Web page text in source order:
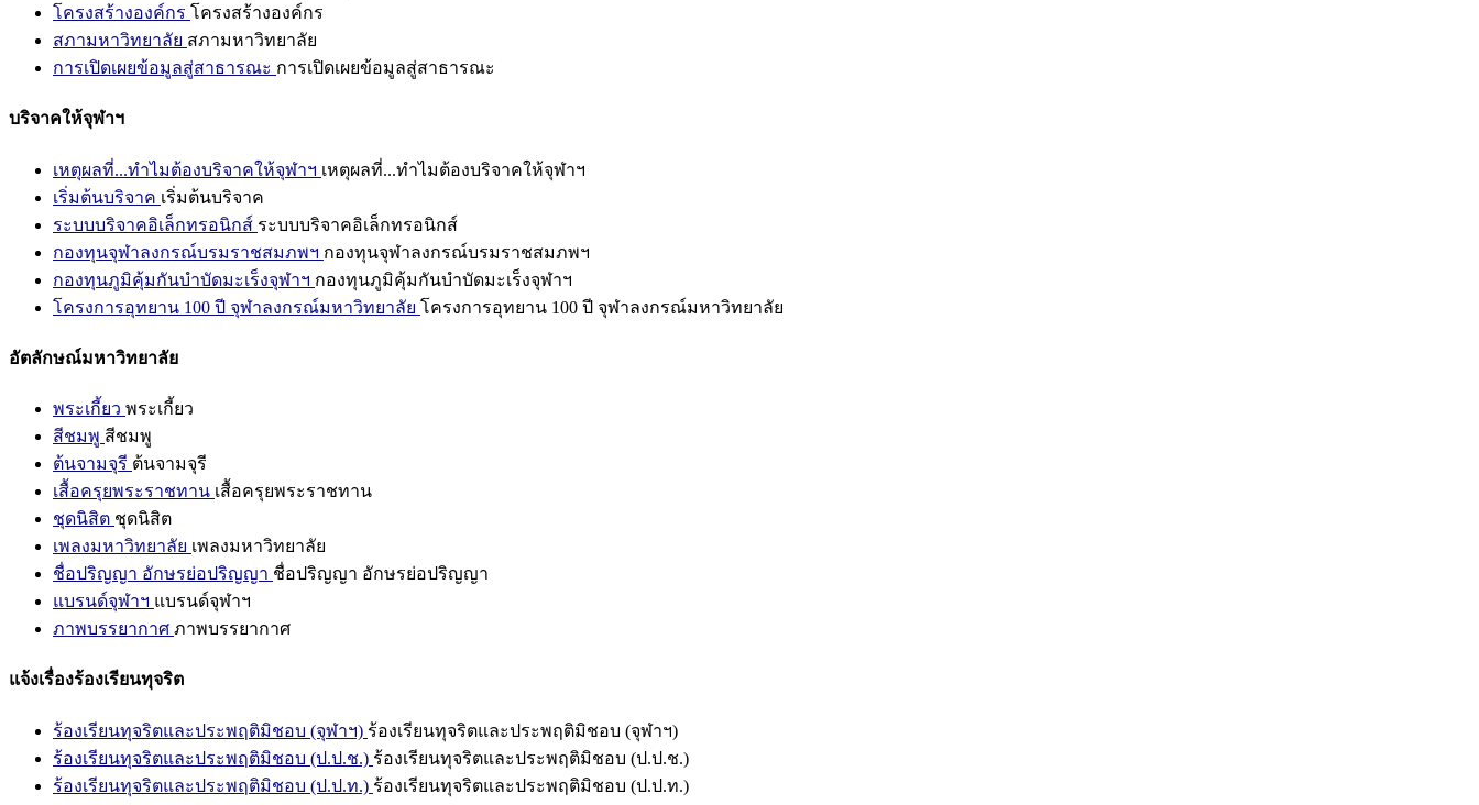
โครงสร้างองค์กร โครงสร้างองค์กร
สภามหาวิทยาลัย สภามหาวิทยาลัย
การเปิดเผยข้อมูลสู่สาธารณะ การเปิดเผยข้อมูลสู่สาธารณะ
บริจาคให้จุฬาฯ
เหตุผลที่...ทำไมต้องบริจาคให้จุฬาฯ เหตุผลที่...ทำไมต้องบริจาคให้จุฬาฯ
เริ่มต้นบริจาค เริ่มต้นบริจาค
ระบบบริจาคอิเล็กทรอนิกส์ ระบบบริจาคอิเล็กทรอนิกส์
กองทุนจุฬาลงกรณ์บรมราชสมภพฯ กองทุนจุฬาลงกรณ์บรมราชสมภพฯ
กองทุนภูมิคุ้มกันบำบัดมะเร็งจุฬาฯ กองทุนภูมิคุ้มกันบำบัดมะเร็งจุฬาฯ
โครงการอุทยาน 100 ปี จุฬาลงกรณ์มหาวิทยาลัย โครงการอุทยาน 100 ปี จุฬาลงกรณ์มหาวิทยาลัย
อัตลักษณ์มหาวิทยาลัย
พระเกี้ยว พระเกี้ยว
สีชมพู สีชมพู
ต้นจามจุรี ต้นจามจุรี
เสื้อครุยพระราชทาน เสื้อครุยพระราชทาน
ชุดนิสิต ชุดนิสิต
เพลงมหาวิทยาลัย เพลงมหาวิทยาลัย
ชื่อปริญญา อักษรย่อปริญญา ชื่อปริญญา อักษรย่อปริญญา
แบรนด์จุฬาฯ แบรนด์จุฬาฯ
ภาพบรรยากาศ ภาพบรรยากาศ
แจ้งเรื่องร้องเรียนทุจริต
ร้องเรียนทุจริตและประพฤติมิชอบ (จุฬาฯ) ร้องเรียนทุจริตและประพฤติมิชอบ (จุฬาฯ)
ร้องเรียนทุจริตและประพฤติมิชอบ (ป.ป.ช.) ร้องเรียนทุจริตและประพฤติมิชอบ (ป.ป.ช.)
ร้องเรียนทุจริตและประพฤติมิชอบ (ป.ป.ท.) ร้องเรียนทุจริตและประพฤติมิชอบ (ป.ป.ท.)